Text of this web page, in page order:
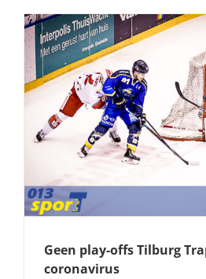
Geen play-offs Tilburg
coronavirus